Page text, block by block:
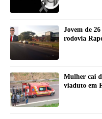
Jovem de
rodovia
Mulher cai
viaduto em